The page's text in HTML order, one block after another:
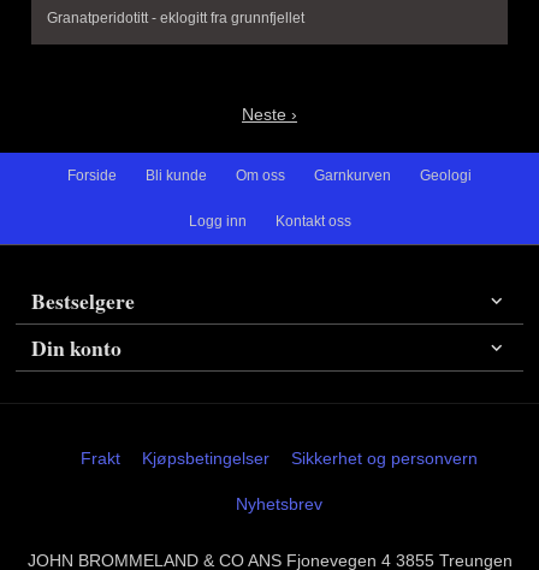
Granatperidotitt - eklogitt fra grunnfjellet
Neste ›
Forside Bli kunde Om oss Garnkurven Geologi
Logg inn Kontakt oss
Bestselgere
Din konto
Frakt Kjøpsbetingelser Sikkerhet og personvern
Nyhetsbrev
JOHN BROMMELAND & CO ANS Fjonevegen 4 3855 Treungen